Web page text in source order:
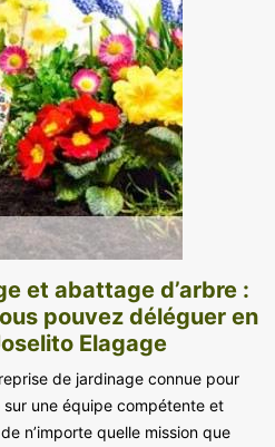
et abattage d’arbre :
pouvez déléguer en
Elagage
de jardinage connue pour
sur une équipe compétente et
n’importe quelle mission que